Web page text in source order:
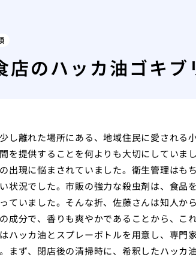
店のハッカ油ゴキ
し離れた場所にある、地域住民に愛される
を提供することを何よりも大切にしていま
出現に悩まされていました。衛生管理は
状況でした。市販の強力な殺虫剤は、食品
ていました。そんな折、佐藤さんは知人か
成分で、香りも爽やかであることから、こ
ハッカ油とスプレーボトルを用意し、専門
まず、閉店後の清掃時に、希釈したハッカ